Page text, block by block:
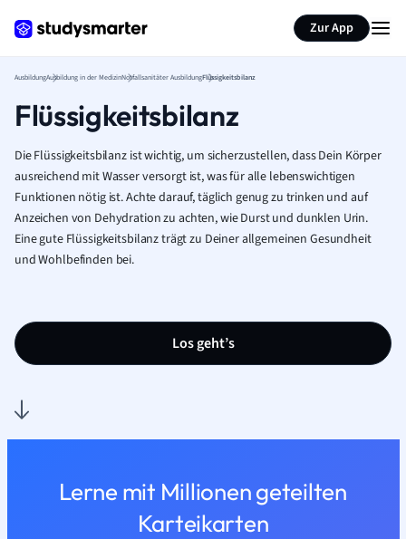
Zur App
AusbildungAusbildung in der MedizinNotfallsanitäter AusbildungFlüssigkeitsbilanz
Flüssigkeitsbilanz
Die Flüssigkeitsbilanz ist wichtig, um sicherzustellen, dass Dein Körper
ausreichend mit Wasser versorgt ist, was für alle lebenswichtigen
Funktionen nötig ist. Achte darauf, täglich genug zu trinken und auf
Anzeichen von Dehydration zu achten, wie Durst und dunklen Urin.
Eine gute Flüssigkeitsbilanz trägt zu Deiner allgemeinen Gesundheit
und Wohlbefinden bei.
Los geht’s
Lerne mit Millionen geteilten
Karteikarten